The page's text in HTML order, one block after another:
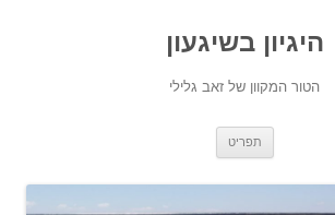
היגיון בשיגעון
הטור המקוון של זאב גלילי
תפריט